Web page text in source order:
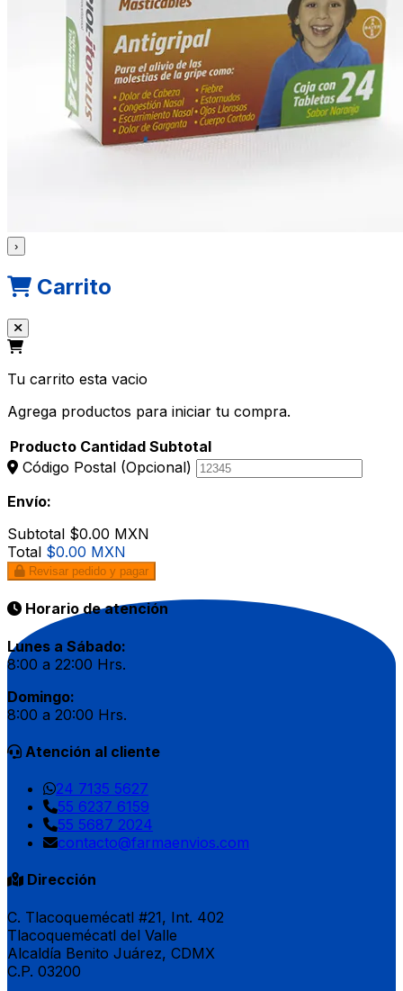
›
Carrito
Tu carrito esta vacio
Agrega productos para iniciar tu compra.
Producto Cantidad Subtotal
Código Postal (Opcional)
Envío:
Subtotal $0.00 MXN
Total $0.00 MXN
Revisar pedido y pagar
Horario de atención
Lunes a Sábado:
8:00 a 22:00 Hrs.
Domingo:
8:00 a 20:00 Hrs.
Atención al cliente
24 7135 5627
55 6237 6159
55 5687 2024
contacto@farmaenvios.com
Dirección
C. Tlacoquemécatl #21, Int. 402
Tlacoquemécatl del Valle
Alcaldía Benito Juárez, CDMX
C.P. 03200